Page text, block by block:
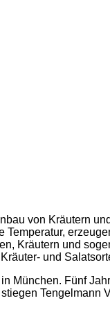
von Kräutern
Kräutern und
und
München. Fünf